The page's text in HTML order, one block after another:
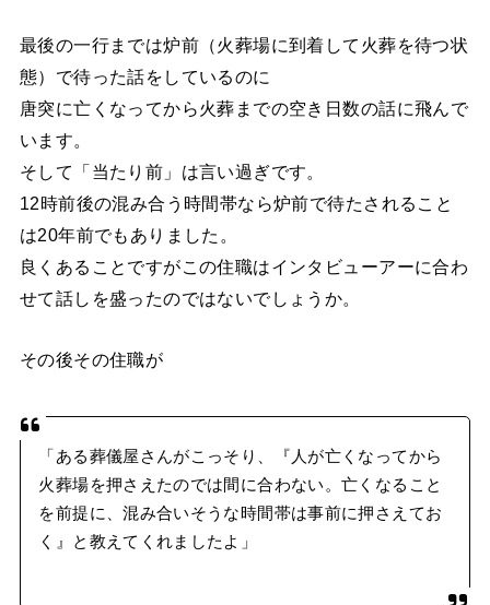
最後の一行までは炉前（火葬場に到着して火葬を待つ状
態）で待った話をしているのに
唐突に亡くなってから火葬までの空き日数の話に飛んで
います。
そして「当たり前」は言い過ぎです。
12時前後の混み合う時間帯なら炉前で待たされること
は20年前でもありました。
良くあることですがこの住職はインタビューアーに合わ
せて話しを盛ったのではないでしょうか。
その後その住職が
「ある葬儀屋さんがこっそり、『人が亡くなってから
火葬場を押さえたのでは間に合わない。亡くなること
を前提に、混み合いそうな時間帯は事前に押さえてお
く』と教えてくれましたよ」